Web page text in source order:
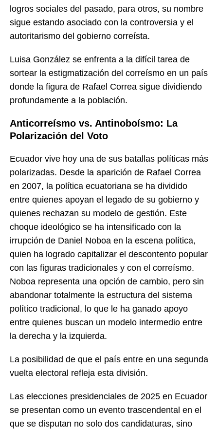
logros sociales del pasado, para otros, su nombre
sigue estando asociado con la controversia y el
autoritarismo del gobierno correísta.
Luisa González se enfrenta a la difícil tarea de
sortear la estigmatización del correísmo en un país
donde la figura de Rafael Correa sigue dividiendo
profundamente a la población.
Anticorreísmo vs. Antinoboísmo: La
Polarización del Voto
Ecuador vive hoy una de sus batallas políticas más
polarizadas. Desde la aparición de Rafael Correa
en 2007, la política ecuatoriana se ha dividido
entre quienes apoyan el legado de su gobierno y
quienes rechazan su modelo de gestión. Este
choque ideológico se ha intensificado con la
irrupción de Daniel Noboa en la escena política,
quien ha logrado capitalizar el descontento popular
con las figuras tradicionales y con el correísmo.
Noboa representa una opción de cambio, pero sin
abandonar totalmente la estructura del sistema
político tradicional, lo que le ha ganado apoyo
entre quienes buscan un modelo intermedio entre
la derecha y la izquierda.
La posibilidad de que el país entre en una segunda
vuelta electoral refleja esta división.
Las elecciones presidenciales de 2025 en Ecuador
se presentan como un evento trascendental en el
que se disputan no solo dos candidaturas, sino